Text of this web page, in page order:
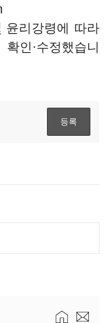
윤리강령에 따라
인·수정했습니